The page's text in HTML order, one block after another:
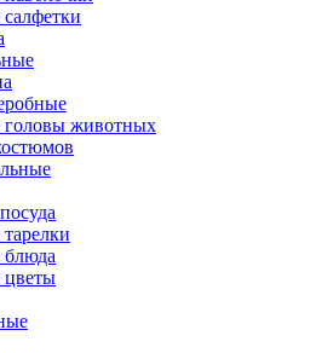
головы животных
блюда
цветы